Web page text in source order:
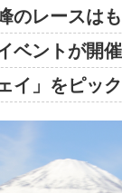
のレースは
ベントが開
イ」をピッ